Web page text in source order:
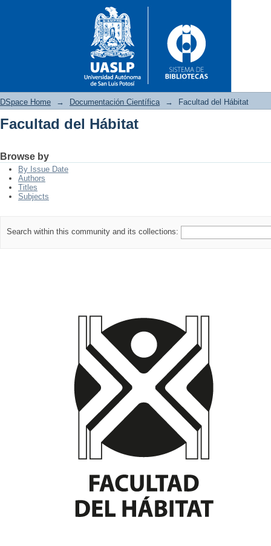
DSpace Home → Documentación Científica → Facultad del Hábitat
Facultad del Hábitat
Browse by
By Issue Date
Authors
Titles
Subjects
Search within this community and its collections: